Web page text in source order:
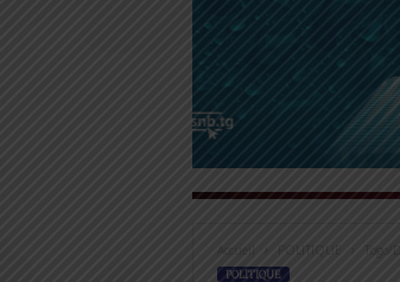
Accueil
POLITIQUE